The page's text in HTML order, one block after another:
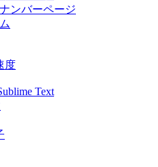
ンバーページ
度
Text